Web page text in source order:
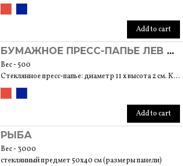
Add to cart
БУМАЖНОЕ ПРЕСС-ПАПЬЕ ЛЕВ MEOCA
Вес - 500
Стеклянное пресс-папье: диаметр 11 x высота 2 см. Корпус: 15x15x4 см
Add to cart
РЫБА
Вес - 3000
стеклянный предмет 50x40 см (размеры панели)